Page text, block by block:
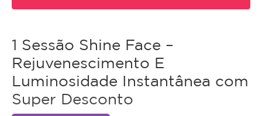
1 Sessão Shine Face –
Rejuvenescimento E
Luminosidade Instantânea com
Super Desconto